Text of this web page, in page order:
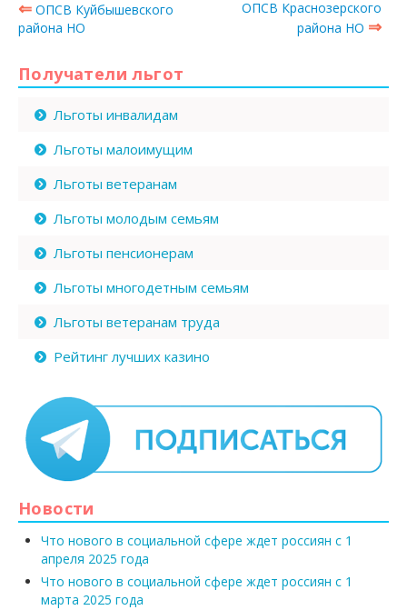
⇐ ОПСВ Куйбышевского
района НО
ОПСВ Краснозерского
района НО ⇒
Получатели льгот
Льготы инвалидам
Льготы малоимущим
Льготы ветеранам
Льготы молодым семьям
Льготы пенсионерам
Льготы многодетным семьям
Льготы ветеранам труда
Рейтинг лучших казино
Новости
Что нового в социальной сфере ждет россиян с 1
апреля 2025 года
Что нового в социальной сфере ждет россиян с 1
марта 2025 года